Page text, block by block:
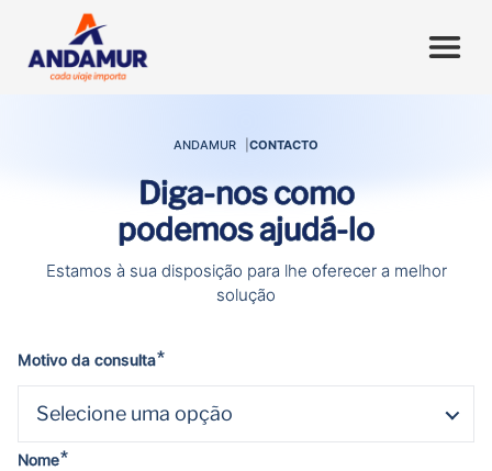
ANDAMUR CONTACTO
Diga-nos como
podemos ajudá-lo
Estamos à sua disposição para lhe oferecer a melhor
solução
Motivo da consulta*
Selecione uma opção
Nome*